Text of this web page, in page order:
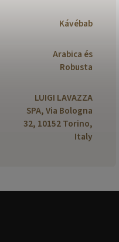
Kávébab
Arabica és
Robusta
LUIGI LAVAZZA
SPA, Via Bologna
32, 10152 Torino,
Italy